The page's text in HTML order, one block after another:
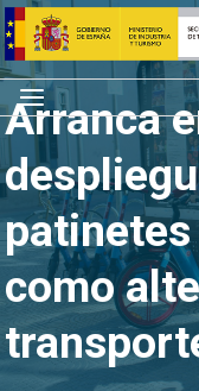
Saltar
al
contenido
Inicio
Menú
Arranca
como